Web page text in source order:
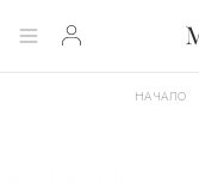
НАЧАЛО